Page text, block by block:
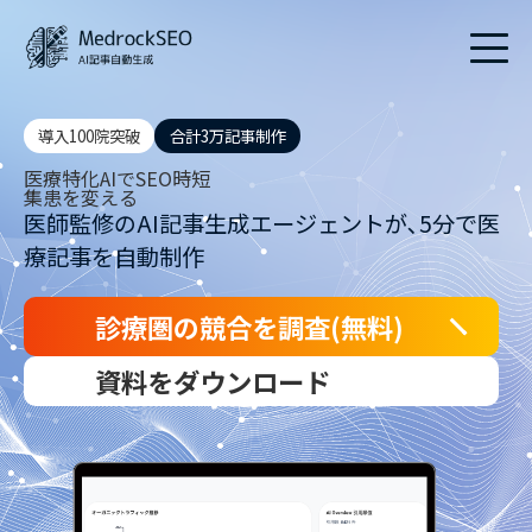
導入100院突破 合計3万記事制作
医療特化AIでSEO時短
集患を変える
医師監修のAI記事生成エージェントが､5分で医
療記事を自動制作
診療圏の競合を調査(無料)
資料をダウンロード